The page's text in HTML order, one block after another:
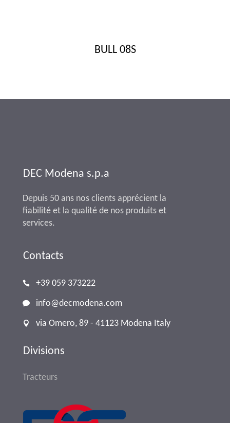
BULL 08S
DEC Modena s.p.a
Depuis 50 ans nos clients apprécient la
fiabilité et la qualité de nos produits et
services.
Contacts
+39 059 373222
info@decmodena.com
via Omero, 89 - 41123 Modena Italy
Divisions
Tracteurs